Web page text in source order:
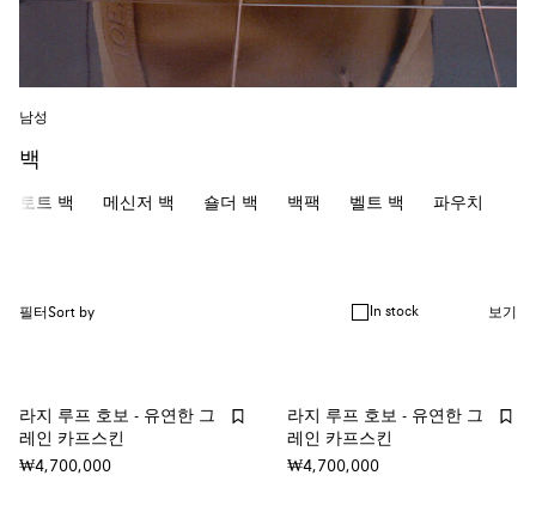
남성
백
토트 백 메신저 백 숄더 백 백팩 벨트 백 파우치
필터Sort by In stock 보기
라지 루프 호보 - 유연한 그
레인 카프스킨
₩4,700,000
라지 루프 호보 - 유연한 그
레인 카프스킨
₩4,700,000